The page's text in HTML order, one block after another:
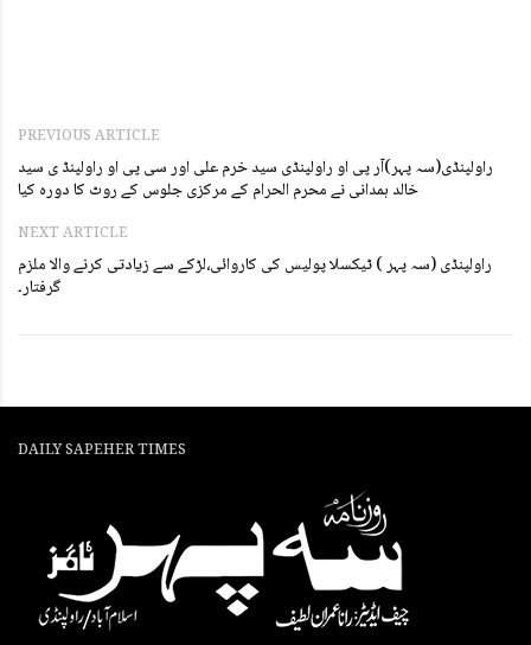
PREVIOUS ARTICLE
راولپنڈی(سہ پہر)آر پی او راولپنڈی سید خرم علی اور سی پی او راولپنڈ ی سید
خالد ہمدانی نے محرم الحرام کے مرکزی جلوس کے روٹ کا دورہ کیا
NEXT ARTICLE
راولپنڈی (سہ پہر ) ٹیکسلا پولیس کی کاروائی،لڑکے سے زیادتی کرنے والا ملزم
گرفتار۔
DAILY SAPEHER TIMES